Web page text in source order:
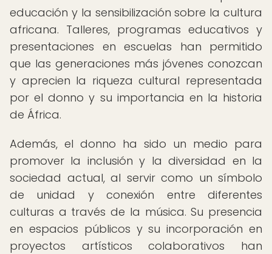
educación y la sensibilización sobre la cultura
africana. Talleres, programas educativos y
presentaciones en escuelas han permitido
que las generaciones más jóvenes conozcan
y aprecien la riqueza cultural representada
por el donno y su importancia en la historia
de África.
Además, el donno ha sido un medio para
promover la inclusión y la diversidad en la
sociedad actual, al servir como un símbolo
de unidad y conexión entre diferentes
culturas a través de la música. Su presencia
en espacios públicos y su incorporación en
proyectos artísticos colaborativos han